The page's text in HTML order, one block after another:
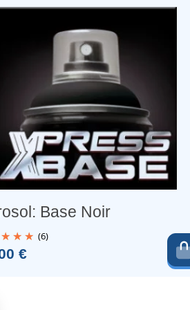
panier
Base Noir
(6)
€